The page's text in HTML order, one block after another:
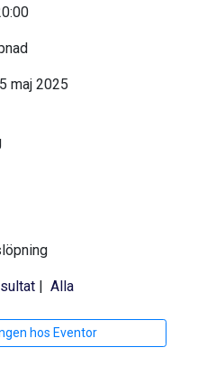
maj 2025
| Alla
hos Eventor